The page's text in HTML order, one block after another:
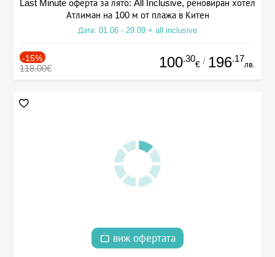
Last Minute оферта за лято: All Inclusive, реновиран хотел
Атлиман на 100 м от плажа в Китен
Дата: 01.06 - 29.09 + all inclusive
-15%
118.00€ 100.30
€ / 196.17
лв.
виж офертата